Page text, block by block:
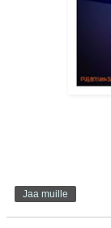
Jaa muille